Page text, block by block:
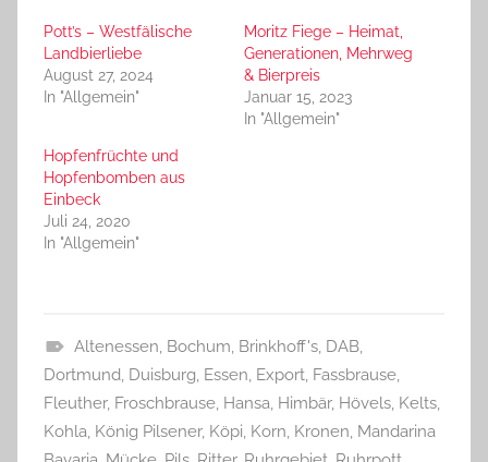
Pott’s – Westfälische
Landbierliebe
August 27, 2024
In "Allgemein"
Moritz Fiege – Heimat,
Generationen, Mehrweg
& Bierpreis
Januar 15, 2023
In "Allgemein"
Hopfenfrüchte und
Hopfenbomben aus
Einbeck
Juli 24, 2020
In "Allgemein"
A
l
l
Altenessen, Bochum, Brinkhoff's, DAB,
Dortmund, Duisburg, Essen, Export, Fassbrause,
Fleuther, Froschbrause, Hansa, Himbär, Hövels, Kelts,
Kohla, König Pilsener, Köpi, Korn, Kronen, Mandarina